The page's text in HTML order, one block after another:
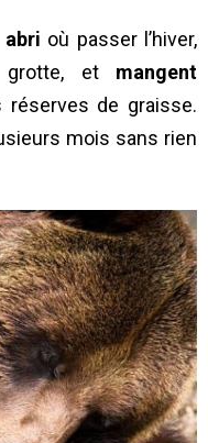
où passer l’hiver,
et mangent
réserves de graisse.
mois sans rien